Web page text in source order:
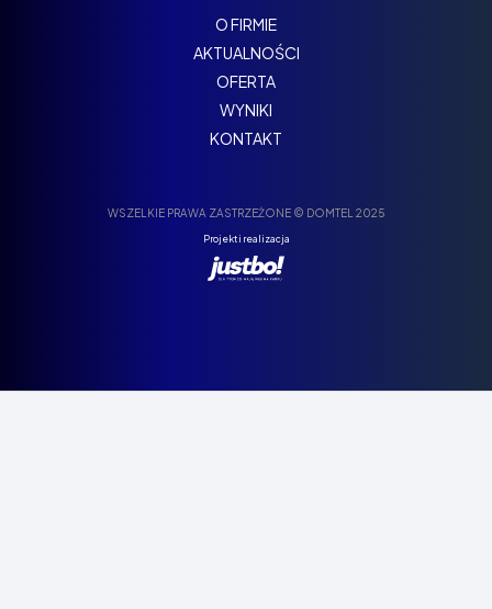
O FIRMIE
AKTUALNOŚCI
OFERTA
WYNIKI
KONTAKT
WSZELKIE PRAWA ZASTRZEŻONE © DOMTEL 2025
Projekt i realizacja